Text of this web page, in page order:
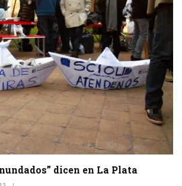
dicen en La Plata